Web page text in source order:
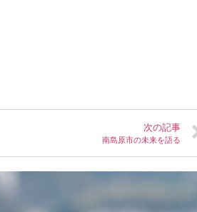
次の記事
南島原市の未来を語る